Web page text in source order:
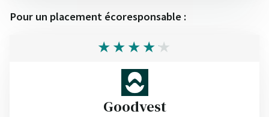
Pour un placement écoresponsable :
Goodvest